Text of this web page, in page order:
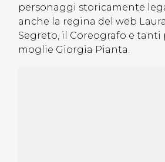
personaggi storicamente
anche la regina del web
Segreto, il Coreografo e
moglie Giorgia Pianta.